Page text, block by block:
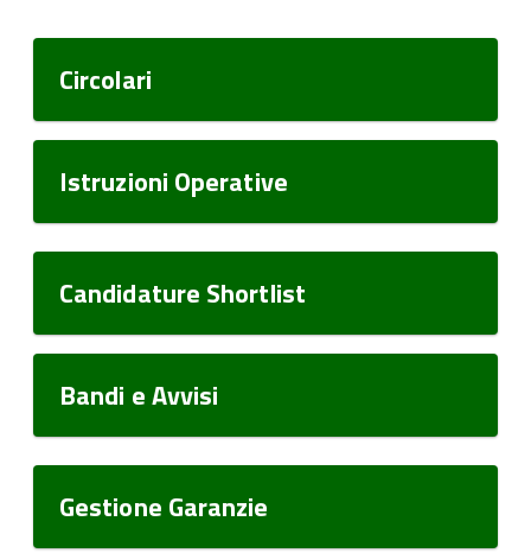
Circolari
Istruzioni Operative
Candidature Shortlist
Bandi e Avvisi
Gestione Garanzie